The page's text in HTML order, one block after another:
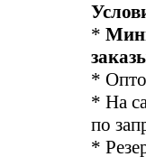
*
*
* На
по
*